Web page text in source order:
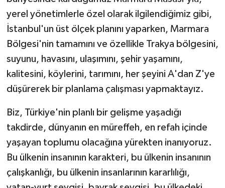
yerel yönetimlerle özel olarak ilgilendiğimiz gibi,
İstanbul'un üst ölçek planını yaparken, Marmara
Bölgesi'nin tamamını ve özellikle Trakya bölgesini,
suyunu, havasını, ulaşımını, şehir yaşamını,
kalitesini, köylerini, tarımını, her şeyini A'dan Z'ye
düşürerek bir planlama çalışması yapmaktayız.
Biz, Türkiye'nin planlı bir gelişme yaşadığı
takdirde, dünyanın en müreffeh, en refah içinde
yaşayan toplumu olacağına yürekten inanıyoruz.
Bu ülkenin insanının karakteri, bu ülkenin insanının
çalışkanlığı, bu ülkenin insanlarının kararlılığı,